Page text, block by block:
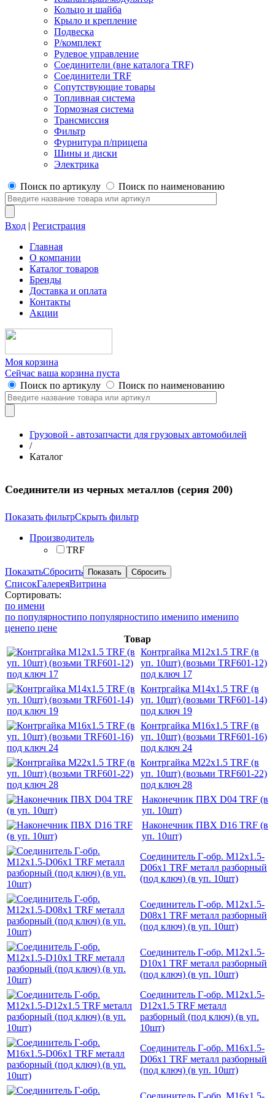
Кольцо и шайба
Крыло и крепление
Подвеска
Р/комплект
Рулевое управление
Соединители (вне каталога TRF)
Соединители TRF
Сопутствующие товары
Топливная система
Тормозная система
Трансмиссия
Фильтр
Фурнитура п/прицепа
Шины и диски
Электрика
Поиск по артикулу Поиск по наименованию
Вход | Регистрация
Главная
О компании
Каталог товаров
Бренды
Доставка и оплата
Контакты
Акции
Моя корзина
Сейчас ваша корзина пуста
Поиск по артикулу
Поиск по наименованию
Грузовой - автозапчасти для грузовых автомобилей
/
Каталог
Соединители из черных металлов (серия 200)
Показать фильтрСкрыть фильтр
Производитель
TRF
ПоказатьСбросить
СписокГалереяВитрина
Сортировать:
по имени
по популярностипо популярностипо именипо именипо
ценепо цене
Товар
Контргайка M12x1.5 TRF (в
уп. 10шт) (возьми TRF601-12)
под ключ 17
Контргайка M14x1.5 TRF (в
уп. 10шт) (возьми TRF601-14)
под ключ 19
Контргайка M16x1.5 TRF (в
уп. 10шт) (возьми TRF601-16)
под ключ 24
Контргайка M22x1.5 TRF (в
уп. 10шт) (возьми TRF601-22)
под ключ 28
Наконечник ПВХ D04 TRF (в
уп. 10шт)
Наконечник ПВХ D16 TRF (в
уп. 10шт)
Соединитель Г-обр. M12x1.5-
D06x1 TRF металл разборный
(под ключ) (в уп. 10шт)
Соединитель Г-обр. M12x1.5-
D08x1 TRF металл разборный
(под ключ) (в уп. 10шт)
Соединитель Г-обр. M12x1.5-
D10x1 TRF металл разборный
(под ключ) (в уп. 10шт)
Соединитель Г-обр. M12x1.5-
D12x1.5 TRF металл
разборный (под ключ) (в уп.
10шт)
Соединитель Г-обр. M16x1.5-
D06x1 TRF металл разборный
(под ключ) (в уп. 10шт)
Соединитель Г-обр. M16x1.5-